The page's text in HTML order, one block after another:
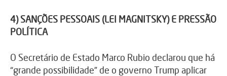
4) SANÇÕES PESSOAIS (LEI MAGNITSKY) E PRESSÃO
POLÍTICA
O Secretário de Estado Marco Rubio declarou que há
“grande possibilidade” de o governo Trump aplicar